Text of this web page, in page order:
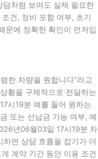
처럼 보여도 실제 필요한
건, 정비 포함 여부, 초기
문에 정확한 확인이 먼저입
한 차량을 원합니다”라고
황을 구체적으로 전달하는
시19분 예를 들어 원하는
또는 선납금 가능 여부, 예
년06월03일 17시19분 차
면 상담 흐름을 잡기가 더
계약 기간 동안 이용 조건